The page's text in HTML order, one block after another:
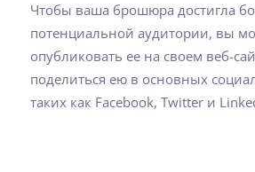
Чтобы ваша брошюра достигла
потенциальной аудитории, вы
опубликовать ее на своем веб-
поделиться ею в основных
таких как Facebook, Twitter и